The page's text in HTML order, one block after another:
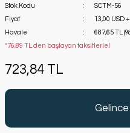
Stok Kodu
SCTM-56
Fiyat
13,00 USD
Havale
687,65 TL
*76,89 TL den başlayan taksitlerle!
723,84 TL